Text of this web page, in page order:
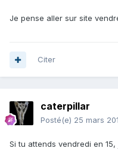
Je pense aller sur site
Citer
caterpillar
Posté(e) 25 mars
Si tu attends vendredi en